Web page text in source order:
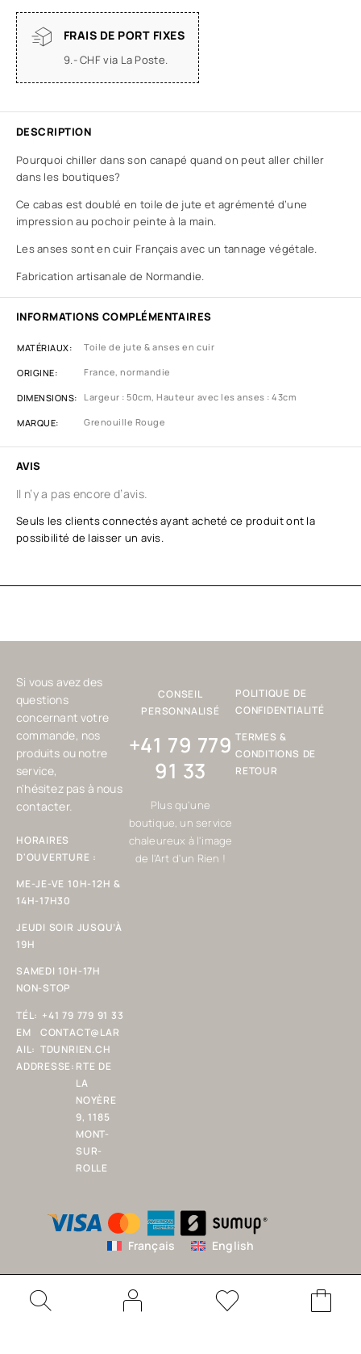
FRAIS DE PORT FIXES
9.- CHF via La Poste.
DESCRIPTION
Pourquoi chiller dans son canapé quand on peut aller chiller
dans les boutiques?
Ce cabas est doublé en toile de jute et agrémenté d’une
impression au pochoir peinte à la main.
Les anses sont en cuir Français avec un tannage végétale.
Fabrication artisanale de Normandie.
INFORMATIONS COMPLÉMENTAIRES
MATÉRIAUX Toile de jute & anses en cuir
ORIGINE France, normandie
DIMENSIONS Largeur : 50cm, Hauteur avec les anses : 43cm
MARQUE Grenouille Rouge
AVIS
Il n’y a pas encore d’avis.
Seuls les clients connectés ayant acheté ce produit ont la
possibilité de laisser un avis.
Si vous avez des
questions
concernant votre
commande, nos
produits ou notre
service,
n'hésitez pas à nous
contacter.
HORAIRES
D'OUVERTURE :
ME-JE-VE 10H-12H &
14H-17H30
JEUDI SOIR JUSQU’À
19H
SAMEDI 10H-17H
NON-STOP
TÉL: +41 79 779 91 33
EM
AIL:
CONTACT@LAR
TDUNRIEN.CH
ADDRESSE: RTE DE
LA
NOYÈRE
9, 1185
MONT-
SUR-
ROLLE
CONSEIL
PERSONNALISÉ
+41 79 779
91 33
Plus qu'une
boutique, un service
chaleureux à l'image
de l'Art d'un Rien !
POLITIQUE DE
CONFIDENTIALITÉ
TERMES &
CONDITIONS DE
RETOUR
Français English